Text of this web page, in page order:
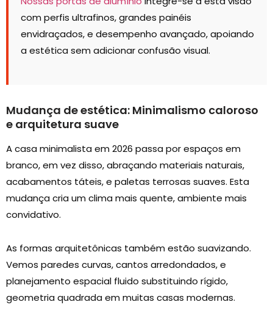
com perfis ultrafinos, grandes painéis
envidraçados, e desempenho avançado, apoiando
a estética sem adicionar confusão visual.
Mudança de estética: Minimalismo caloroso
e arquitetura suave
A casa minimalista em 2026 passa por espaços em
branco, em vez disso, abraçando materiais naturais,
acabamentos táteis, e paletas terrosas suaves. Esta
mudança cria um clima mais quente, ambiente mais
convidativo.
As formas arquitetônicas também estão suavizando.
Vemos paredes curvas, cantos arredondados, e
planejamento espacial fluido substituindo rígido,
geometria quadrada em muitas casas modernas.